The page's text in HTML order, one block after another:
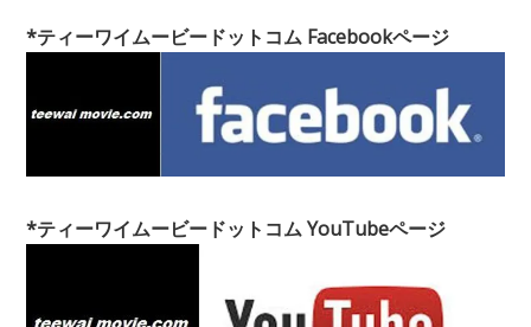
*ティーワイムービードットコム Facebookページ
*ティーワイムービードットコム YouTubeページ